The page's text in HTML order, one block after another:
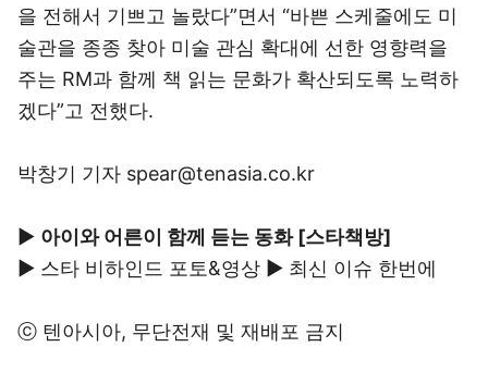
을 전해서 기쁘고 놀랐다”면서 “바쁜 스케줄에도 미
술관을 종종 찾아 미술 관심 확대에 선한 영향력을
주는 RM과 함께 책 읽는 문화가 확산되도록 노력하
겠다”고 전했다.
박창기 기자 spear@tenasia.co.kr
▶ 아이와 어른이 함께 듣는 동화 [스타책방]
▶ 스타 비하인드 포토&영상 ▶ 최신 이슈 한번에
ⓒ 텐아시아, 무단전재 및 재배포 금지